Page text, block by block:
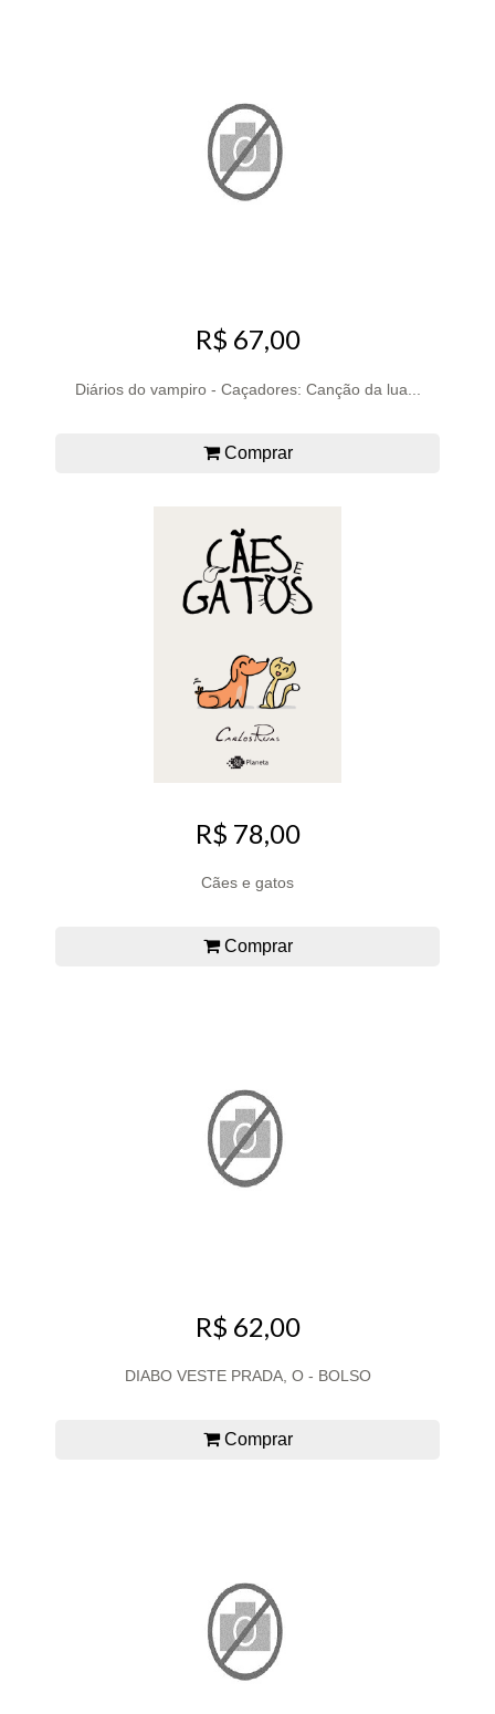
R$ 67,00
Diários do vampiro - Caçadores: Canção da lua...
Comprar
R$ 78,00
Cães e gatos
Comprar
R$ 62,00
DIABO VESTE PRADA, O - BOLSO
Comprar